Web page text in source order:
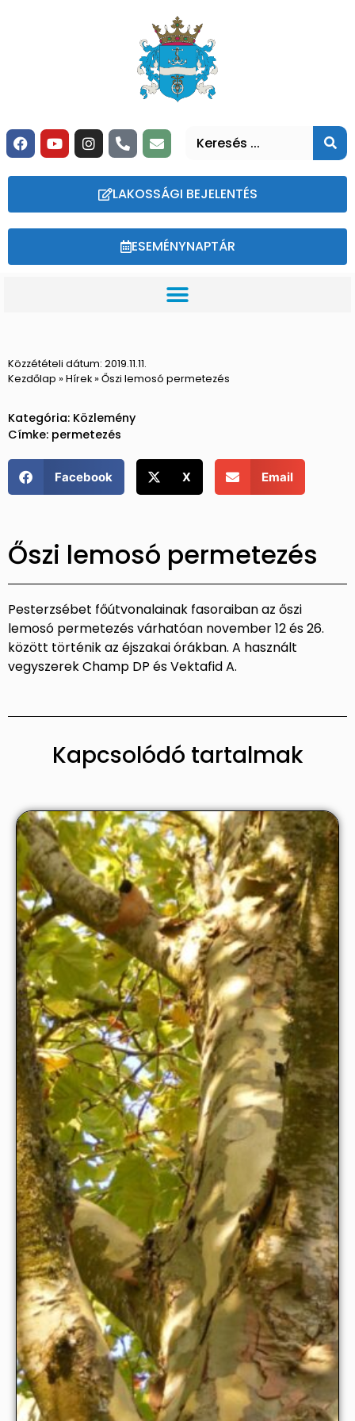
LAKOSSÁGI BEJELENTÉS
ESEMÉNYNAPTÁR
Közzétételi dátum: 2019.11.11.
Kezdőlap » Hírek» Őszi lemosó permetezés
Kategória: Közlemény
Címke: permetezés
Facebook X Email
Őszi lemosó permetezés
Pesterzsébet főútvonalainak fasoraiban az őszi
lemosó permetezés várhatóan november 12 és 26.
között történik az éjszakai órákban. A használt
vegyszerek Champ DP és Vektafid A.
Kapcsolódó tartalmak